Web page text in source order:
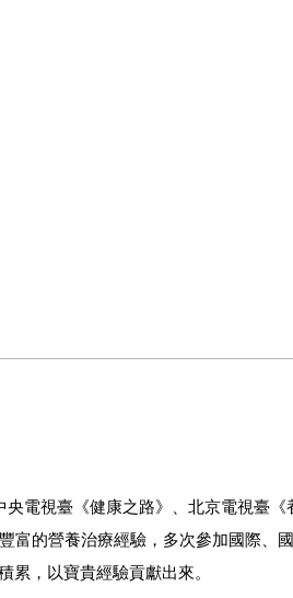
電視臺《健康之路》、北京電視臺
富的營養治療經驗，多次參加國際、
累，以寶貴經驗貢獻出來。